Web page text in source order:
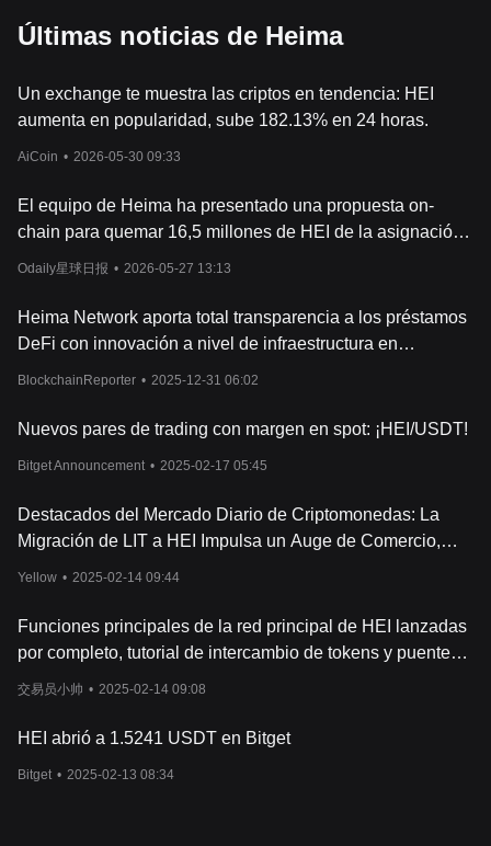
Últimas noticias de Heima
Un exchange te muestra las criptos en tendencia: HEI
aumenta en popularidad, sube 182.13% en 24 horas.
AiCoin • 2026-05-30 09:33
El equipo de Heima ha presentado una propuesta on-
chain para quemar 16,5 millones de HEI de la asignación
del ecosistema.
Odaily星球日报 • 2026-05-27 13:13
Heima Network aporta total transparencia a los préstamos
DeFi con innovación a nivel de infraestructura en
BlockchainReporter • 2025-12-31 06:02
Nuevos pares de trading con margen en spot: ¡HEI/USDT!
Bitget Announcement • 2025-02-17 05:45
Destacados del Mercado Diario de Criptomonedas: La
Migración de LIT a HEI Impulsa un Auge de Comercio,
Yellow • 2025-02-14 09:44
Funciones principales de la red principal de HEI lanzadas
por completo, tutorial de intercambio de tokens y puenteo
entre cadenas publicado
交易员小帅 • 2025-02-14 09:08
HEI abrió a 1.5241 USDT en Bitget
Bitget • 2025-02-13 08:34